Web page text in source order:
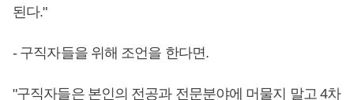
된다."
- 구직자들을 위해 조언을 한다면.
"구직자들은 본인의 전공과 전문분야에 머물지 말고 4차